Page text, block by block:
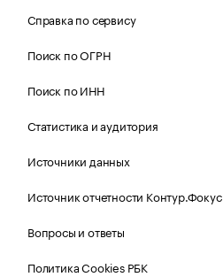
Справка по сервису
Поиск по ОГРН
Поиск по ИНН
Статистика и аудитория
Источники данных
Источник отчетности Контур.Фокус
Вопросы и ответы
Политика Cookies РБК